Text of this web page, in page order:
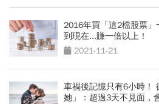
2016年買「這2檔股票
到現在...賺一倍以上！
2021-11-21
車禍後記憶只有6小時！
她」：超過3天不見面，